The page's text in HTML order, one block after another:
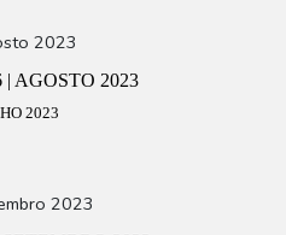
AGOSTO 2023
2023